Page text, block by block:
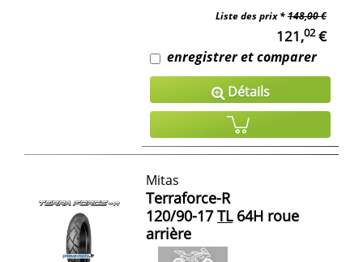
Liste des prix *148,00 €
121,02€
enregistrer et comparer
Détails
Mitas
Terraforce-R
120/90-17 TL64H roue
arrière